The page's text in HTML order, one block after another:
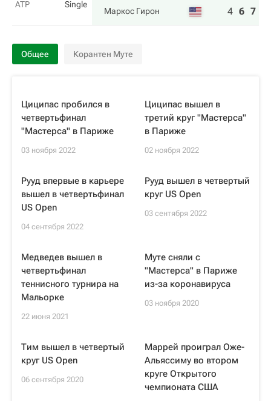
ATP
Single
Маркос Гирон 4 6 7
Общее Корантен Муте
Циципас пробился в
четвертьфинал
"Мастерса" в Париже
03 ноября 2022
Циципас вышел в
третий круг "Мастерса"
в Париже
02 ноября 2022
Рууд впервые в карьере
вышел в четвертьфинал
US Open
04 сентября 2022
Рууд вышел в четвертый
круг US Open
03 сентября 2022
Медведев вышел в
четвертьфинал
теннисного турнира на
Мальорке
22 июня 2021
Муте сняли с
"Мастерса" в Париже
из-за коронавируса
03 ноября 2020
Тим вышел в четвертый
круг US Open
06 сентября 2020
Маррей проиграл Оже-
Альяссиму во втором
круге Открытого
чемпионата США